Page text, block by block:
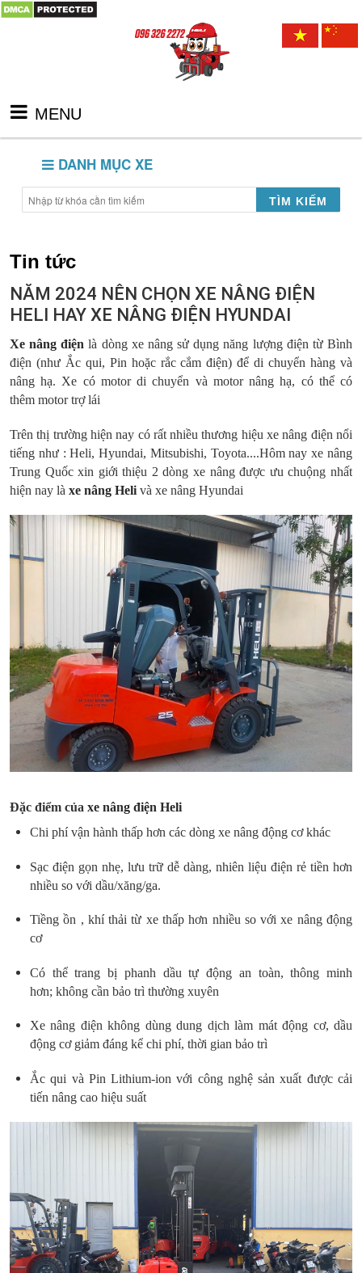
MENU
DANH MỤC XE
TÌM KIẾM
Tin tức
NĂM 2024 NÊN CHỌN XE NÂNG ĐIỆN
HELI HAY XE NÂNG ĐIỆN HYUNDAI
Xe nâng điện là dòng xe nâng sử dụng năng lượng điện từ Bình
điện (như Ắc qui, Pin hoặc rắc cắm điện) để di chuyển hàng và
nâng hạ. Xe có motor di chuyển và motor nâng hạ, có thể có
thêm motor trợ lái
Trên thị trường hiện nay có rất nhiều thương hiệu xe nâng điện nổi
tiếng như : Heli, Hyundai, Mitsubishi, Toyota....Hôm nay xe nâng
Trung Quốc xin giới thiệu 2 dòng xe nâng được ưu chuộng nhất
hiện nay là xe nâng Heli và xe nâng Hyundai
Đặc điểm của xe nâng điện Heli
Chi phí vận hành thấp hơn các dòng xe nâng động cơ khác
Sạc điện gọn nhẹ, lưu trữ dễ dàng, nhiên liệu điện rẻ tiền hơn
nhiều so với dầu/xăng/ga.
Tiềng ồn , khí thải từ xe thấp hơn nhiều so với xe nâng động
cơ
Có thể trang bị phanh dầu tự động an toàn, thông minh
hơn; không cần bảo trì thường xuyên
Xe nâng điện không dùng dung dịch làm mát động cơ, dầu
động cơ giảm đáng kể chi phí, thời gian bảo trì
Ắc qui và Pin Lithium-ion với công nghệ sản xuất được cải
tiến nâng cao hiệu suất